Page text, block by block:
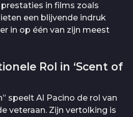
in films zoals
een blijvende indruk
in op één van zijn meest
Rol in ‘Scent of
speelt Al Pacino de rol van
veteraan. Zijn vertolking is